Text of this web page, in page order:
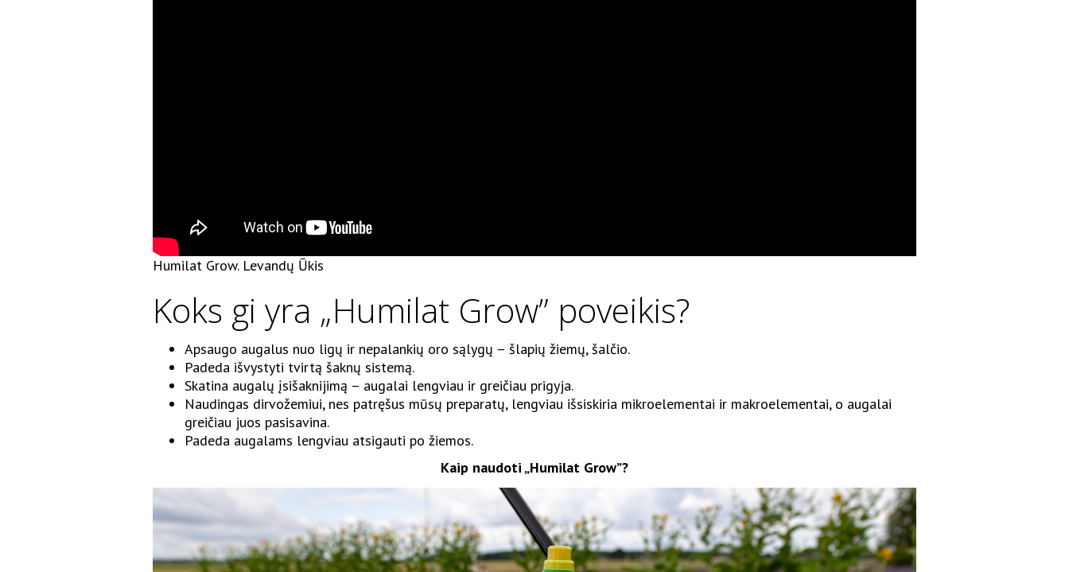
Humilat Grow. Levandų Ūkis
Koks gi yra „Humilat Grow” poveikis?
Apsaugo augalus nuo ligų ir nepalankių oro sąlygų – šlapių žiemų, šalčio.
Padeda išvystyti tvirtą šaknų sistemą.
Skatina augalų įsišaknijimą – augalai lengviau ir greičiau prigyja.
Naudingas dirvožemiui, nes patręšus mūsų preparatų, lengviau išsiskiria mikroelementai ir makroelementai, o augalai
greičiau juos pasisavina.
Padeda augalams lengviau atsigauti po žiemos.
Kaip naudoti „Humilat Grow”?